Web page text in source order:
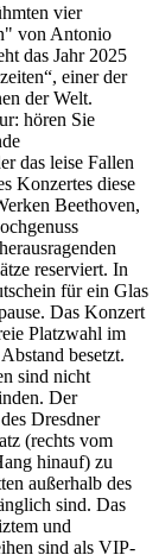
vier
von Antonio
das Jahr 2025
einer der
der Welt.
hören Sie
das leise Fallen
Konzertes diese
Beethoven,
reserviert. In
für ein Glas
Das Konzert
Platzwahl im
besetzt.
sind nicht
Der
Dresdner
(rechts vom
hinauf) zu
außerhalb des
sind. Das
und
sind als VIP-